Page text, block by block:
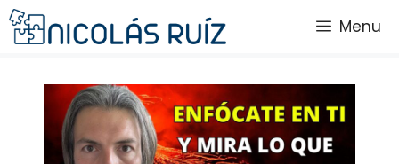
Saltar
al
Menu